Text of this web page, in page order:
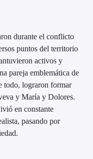
durante el conflicto
puntos del territorio
activos y
pareja emblemática de
todo, lograron formar
y María y Dolores.
en constante
pasando por